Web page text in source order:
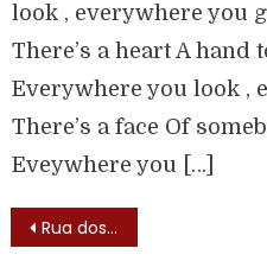
look , everywhere you
There’s a heart A hand
Everywhere you look ,
There’s a face Of
Eveywhere you […]
Rua dos Pombos (Pigeon Street – 1981)